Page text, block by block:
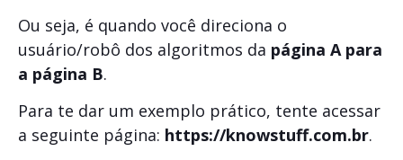
Ou seja, é quando você direciona o
usuário/robô dos algoritmos da página A para
a página B.
Para te dar um exemplo prático, tente acessar
a seguinte página: https://knowstuff.com.br.